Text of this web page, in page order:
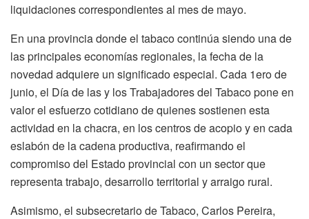
liquidaciones correspondientes al mes de mayo.
En una provincia donde el tabaco continúa siendo una de
las principales economías regionales, la fecha de la
novedad adquiere un significado especial. Cada 1ero de
junio, el Día de las y los Trabajadores del Tabaco pone en
valor el esfuerzo cotidiano de quienes sostienen esta
actividad en la chacra, en los centros de acopio y en cada
eslabón de la cadena productiva, reafirmando el
compromiso del Estado provincial con un sector que
representa trabajo, desarrollo territorial y arraigo rural.
Asimismo, el subsecretario de Tabaco, Carlos Pereira,